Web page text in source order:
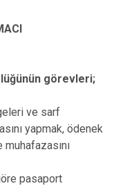
görevleri;
ve sarf
yapmak, ödenek
pasaport